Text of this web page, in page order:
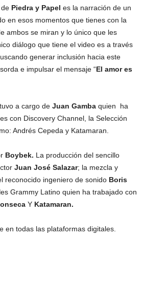
Piedra y Papel es la narración de un
en esos momentos que tienes con la
ambos se miran y lo único que les
diálogo que tiene el video es a través
generar inclusión hacia este
e impulsar el mensaje “El amor es
a cargo de Juan Gamba quien ha
con Discovery Channel, la Selección
Andrés Cepeda y Katamaran.
Boybek. La producción del sencillo
Juan José Salazar; la mezcla y
reconocido ingeniero de sonido Boris
Grammy Latino quien ha trabajado con
Y Katamaran.
en todas las plataformas digitales.